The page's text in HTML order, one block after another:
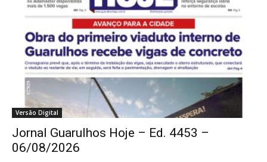
Versão Digital
Jornal Guarulhos Hoje – Ed. 4453 –
06/08/2026